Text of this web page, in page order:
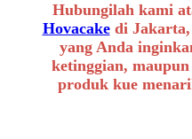
Hubungilah kami
Hovacakedi Jakarta,
yang Anda
ketinggian,
produk kue